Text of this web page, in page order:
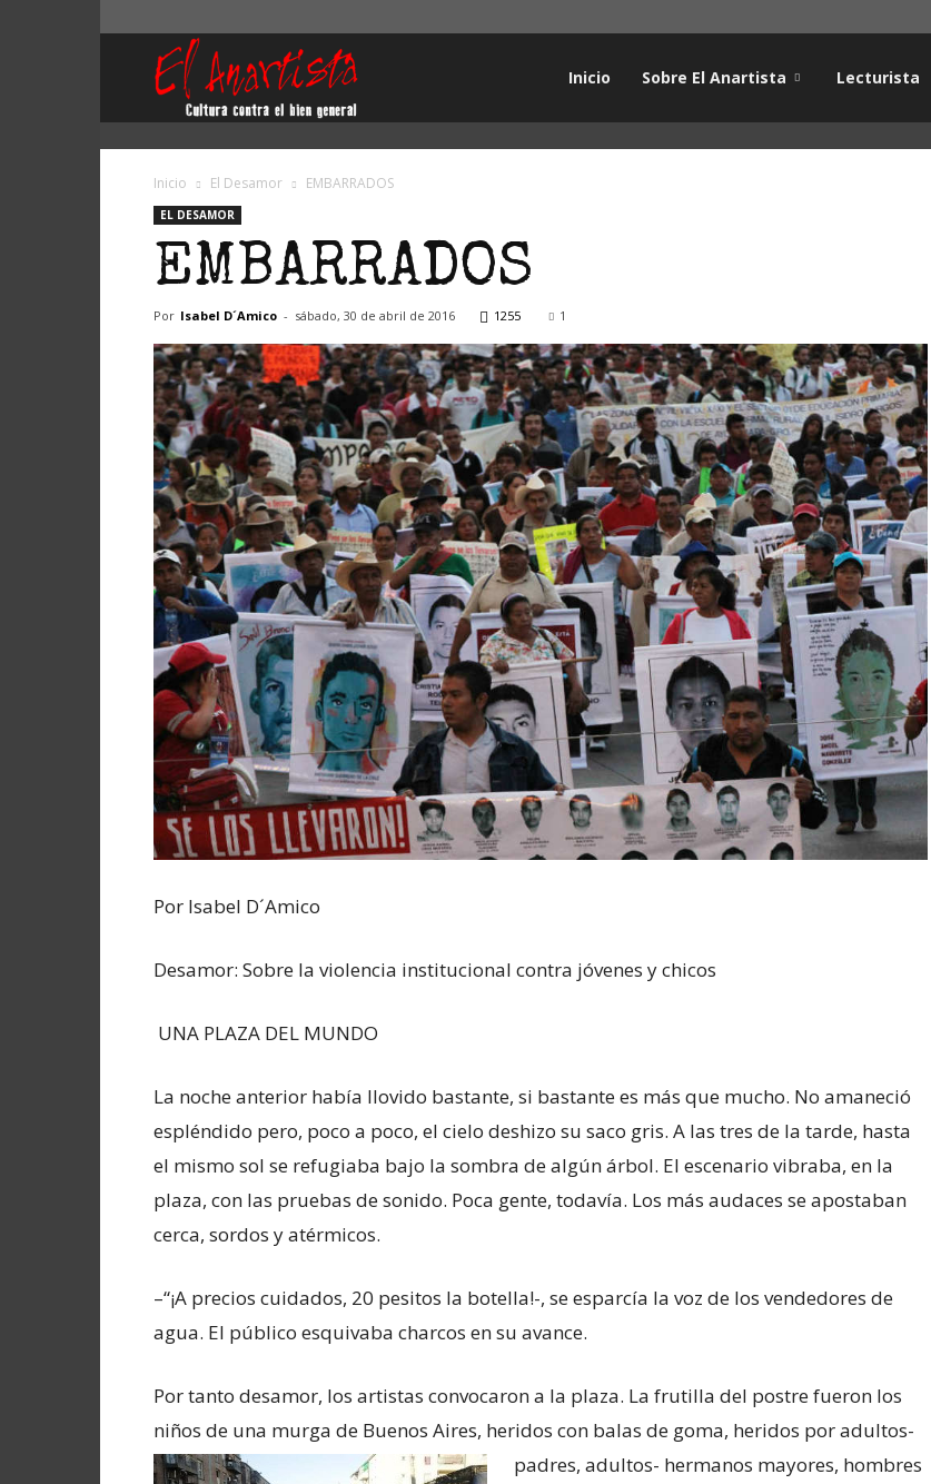
Inicio Sobre El Anartista Lecturista
Inicio El Desamor EMBARRADOS
EL DESAMOR
EMBARRADOS
Por Isabel D´Amico - sábado, 30 de abril de 2016 1255 1
Por Isabel D´Amico
Desamor: Sobre la violencia institucional contra jóvenes y chicos
UNA PLAZA DEL MUNDO
La noche anterior había llovido bastante, si bastante es más que mucho. No amaneció
espléndido pero, poco a poco, el cielo deshizo su saco gris. A las tres de la tarde, hasta
el mismo sol se refugiaba bajo la sombra de algún árbol. El escenario vibraba, en la
plaza, con las pruebas de sonido. Poca gente, todavía. Los más audaces se apostaban
cerca, sordos y atérmicos.
–“¡A precios cuidados, 20 pesitos la botella!-, se esparcía la voz de los vendedores de
agua. El público esquivaba charcos en su avance.
Por tanto desamor, los artistas convocaron a la plaza. La frutilla del postre fueron los
niños de una murga de Buenos Aires, heridos con balas de goma, heridos poradultos-
padres, adultos- hermanos mayores, hombres